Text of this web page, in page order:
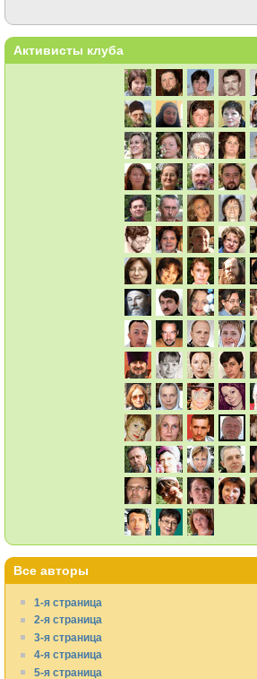
Активисты клуба
Все авторы
1-я страница
2-я страница
3-я страница
4-я страница
5-я страница